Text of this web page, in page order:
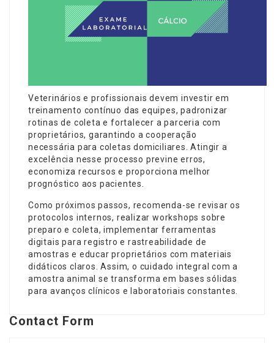
Veterinários e profissionais devem investir em
treinamento contínuo das equipes, padronizar
rotinas de coleta e fortalecer a parceria com
proprietários, garantindo a cooperação
necessária para coletas domiciliares. Atingir a
excelência nesse processo previne erros,
economiza recursos e proporciona melhor
prognóstico aos pacientes.
Como próximos passos, recomenda-se revisar os
protocolos internos, realizar workshops sobre
preparo e coleta, implementar ferramentas
digitais para registro e rastreabilidade de
amostras e educar proprietários com materiais
didáticos claros. Assim, o cuidado integral com a
amostra animal se transforma em bases sólidas
para avanços clínicos e laboratoriais constantes.
Contact Form